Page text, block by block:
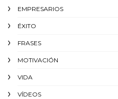
EMPRESARIOS
ÉXITO‬
FRASES
MOTIVACIÓN
VIDA
VÍDEOS